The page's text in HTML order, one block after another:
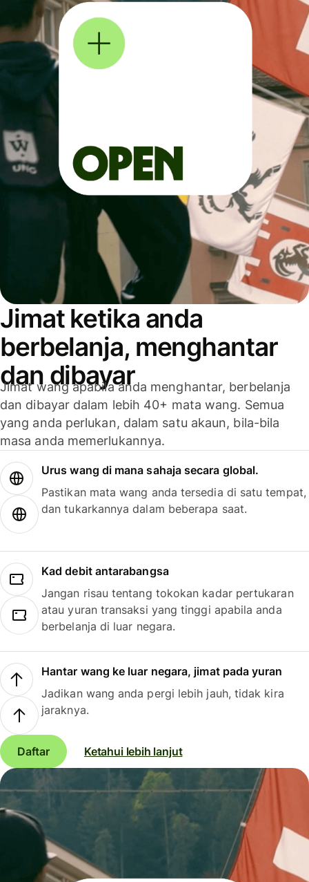
Jimat ketika anda
berbelanja, menghantar
dan dibayar
Jimat wang apabila anda menghantar, berbelanja
dan dibayar dalam lebih 40+ mata wang. Semua
yang anda perlukan, dalam satu akaun, bila-bila
masa anda memerlukannya.
Urus wang di mana sahaja secara global.
Pastikan mata wang anda tersedia di satu tempat,
dan tukarkannya dalam beberapa saat.
Kad debit antarabangsa
Jangan risau tentang tokokan kadar pertukaran
atau yuran transaksi yang tinggi apabila anda
berbelanja di luar negara.
Hantar wang ke luar negara, jimat pada yuran
Jadikan wang anda pergi lebih jauh, tidak kira
jaraknya.
Daftar Ketahui lebih lanjut